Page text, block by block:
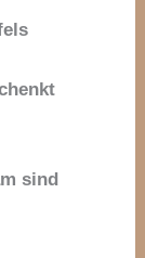
sind